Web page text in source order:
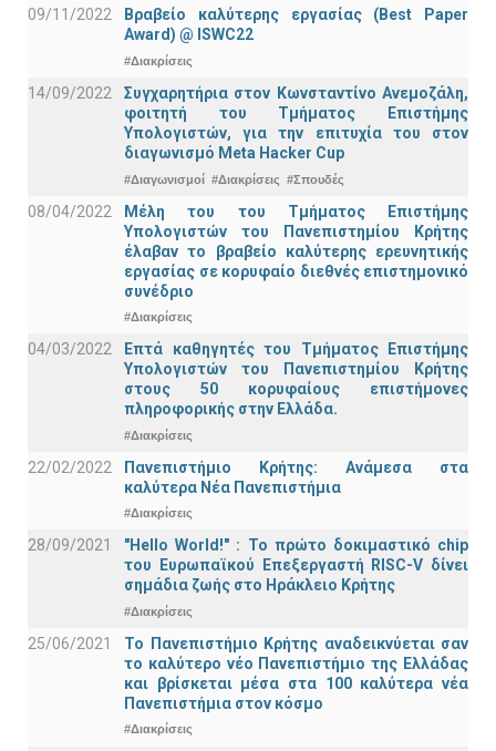
09/11/2022
Βραβείο καλύτερης εργασίας (Best Paper
Award) @ ISWC22
#Διακρίσεις
14/09/2022
Συγχαρητήρια στον Κωνσταντίνο Ανεμοζάλη,
φοιτητή του Τμήματος Επιστήμης
Υπολογιστών, για την επιτυχία του στον
διαγωνισμό Meta Hacker Cup
#Διαγωνισμοί #Διακρίσεις #Σπουδές
08/04/2022
Μέλη του του Τμήματος Επιστήμης
Υπολογιστών του Πανεπιστημίου Κρήτης
έλαβαν το βραβείο καλύτερης ερευνητικής
εργασίας σε κορυφαίο διεθνές επιστημονικό
συνέδριο
#Διακρίσεις
04/03/2022
Επτά καθηγητές του Τμήματος Επιστήμης
Υπολογιστών του Πανεπιστημίου Κρήτης
στους 50 κορυφαίους επιστήμονες
πληροφορικής στην Ελλάδα.
#Διακρίσεις
22/02/2022
Πανεπιστήμιο Κρήτης: Ανάμεσα στα
καλύτερα Νέα Πανεπιστήμια
#Διακρίσεις
28/09/2021
"Hello World!" : Το πρώτο δοκιμαστικό chip
του Ευρωπαϊκού Επεξεργαστή RISC-V δίνει
σημάδια ζωής στο Ηράκλειο Κρήτης
#Διακρίσεις
25/06/2021
Το Πανεπιστήμιο Κρήτης αναδεικνύεται σαν
το καλύτερο νέο Πανεπιστήμιο της Ελλάδας
και βρίσκεται μέσα στα 100 καλύτερα νέα
Πανεπιστήμια στον κόσμο
#Διακρίσεις